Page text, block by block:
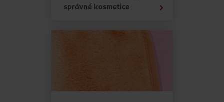
správné kosmetice